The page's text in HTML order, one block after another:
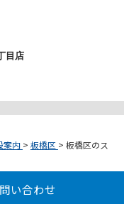
目店
案内 > 板橋区 > 板橋区のス
い合わせ